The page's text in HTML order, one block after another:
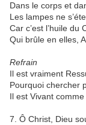
Dans le corps et
Les lampes ne
Car c’est l’huile du
Qui brûle en elles,
Refrain
Il est vraiment
Pourquoi chercher
Il est Vivant comme
7. Ô Christ, Dieu